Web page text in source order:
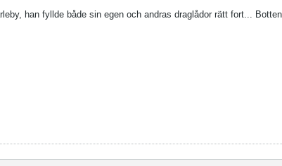
han fyllde både sin egen och andras draglådor rätt fort...